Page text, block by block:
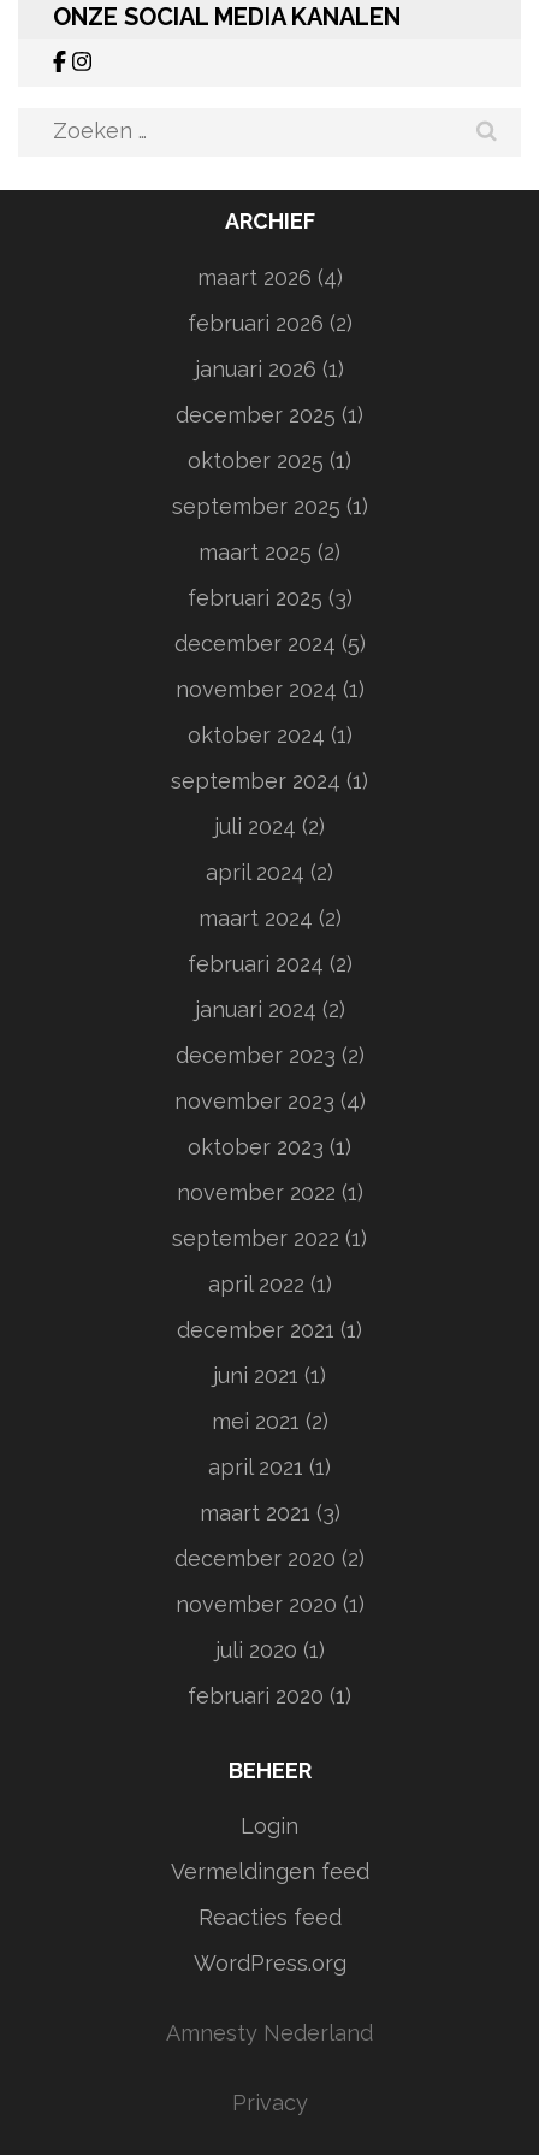
ONZE SOCIAL MEDIA KANALEN
Zoeken
ARCHIEF
maart 2026 (4)
februari 2026 (2)
januari 2026 (1)
december 2025 (1)
oktober 2025 (1)
september 2025 (1)
maart 2025 (2)
februari 2025 (3)
december 2024 (5)
november 2024 (1)
oktober 2024 (1)
september 2024 (1)
juli 2024 (2)
april 2024 (2)
maart 2024 (2)
februari 2024 (2)
januari 2024 (2)
december 2023 (2)
november 2023 (4)
oktober 2023 (1)
november 2022 (1)
september 2022 (1)
april 2022 (1)
december 2021 (1)
juni 2021 (1)
mei 2021 (2)
april 2021 (1)
maart 2021 (3)
december 2020 (2)
november 2020 (1)
juli 2020 (1)
februari 2020 (1)
BEHEER
Login
Vermeldingen feed
Reacties feed
WordPress.org
Amnesty Nederland
Privacy